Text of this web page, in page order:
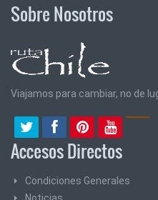
Sobre Nosotros
Viajamos para cambiar, no de
Accesos Directos
Condiciones Generales